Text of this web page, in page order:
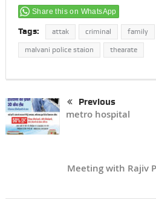
Share this on WhatsApp
Tags: attak criminal family
malvani police staion thearate
Previous
metro hospital
Meeting with Rajiv